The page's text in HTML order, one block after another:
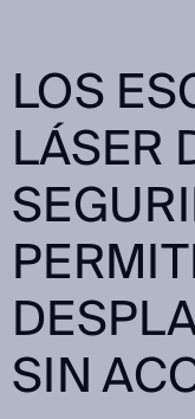
LOS
LÁSER
SIN